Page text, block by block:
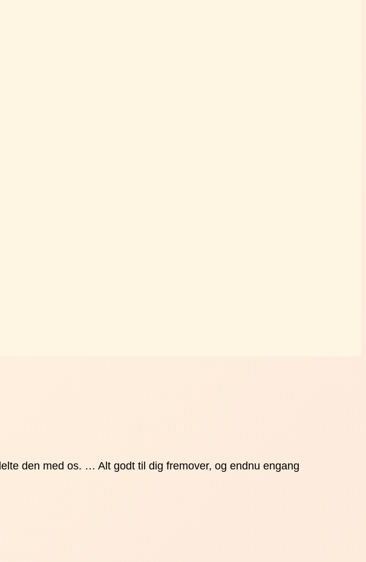
den med os. … Alt godt til dig fremover, og endnu engang